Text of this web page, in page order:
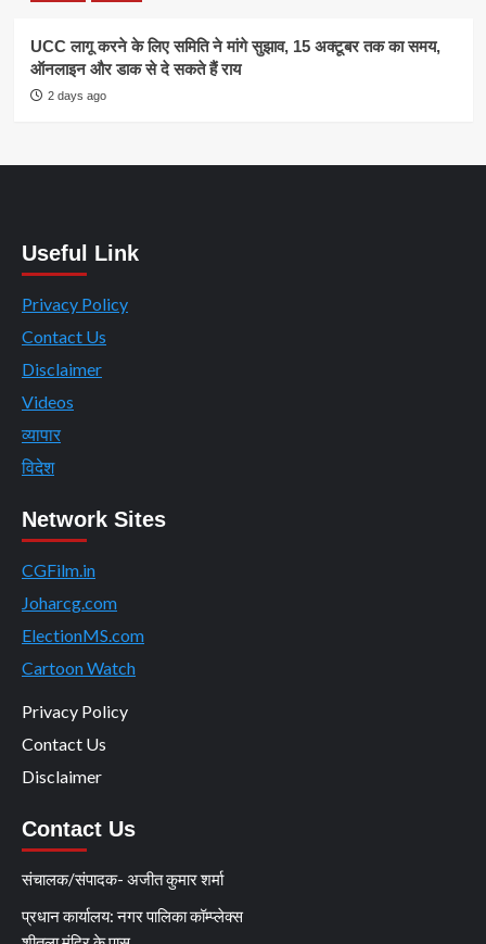
UCC लागू करने के लिए समिति ने मांगे सुझाव, 15 अक्टूबर तक का समय,
ऑनलाइन और डाक से दे सकते हैं राय
2 days ago
Useful Link
Privacy Policy
Contact Us
Disclaimer
Videos
व्यापार
विदेश
Network Sites
CGFilm.in
Joharcg.com
ElectionMS.com
Cartoon Watch
Privacy Policy
Contact Us
Disclaimer
Contact Us
संचालक/संपादक- अजीत कुमार शर्मा
प्रधान कार्यालय: नगर पालिका कॉम्प्लेक्स